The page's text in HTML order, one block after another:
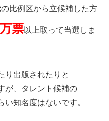
比例区から立候補した方
票以上取って当選しま
り出版されたりと
が、タレント候補の
知名度はないです。